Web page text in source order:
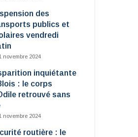
des
publics et
vendredi
novembre 2024
inquiétante
: le corps
retrouvé sans
novembre 2024
routière : le